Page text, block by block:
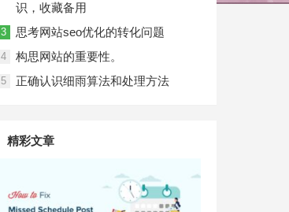
识，收藏备用
3 思考网站seo优化的转化问题
4 构思网站的重要性。
5 正确认识细雨算法和处理方法
精彩文章